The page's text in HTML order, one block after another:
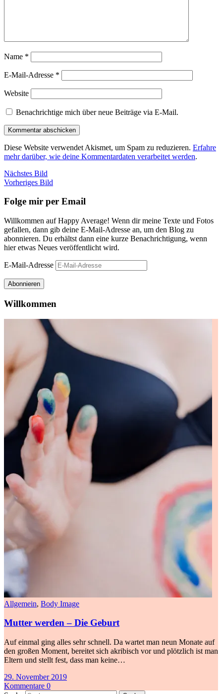
Name *
E-Mail-Adresse *
Website
Benachrichtige mich über neue Beiträge via E-Mail.
Diese Website verwendet Akismet, um Spam zu reduzieren. Erfahre
mehr darüber, wie deine Kommentardaten verarbeitet werden.
Nächstes Bild
Vorheriges Bild
Folge mir per Email
Willkommen auf Happy Average! Wenn dir meine Texte und Fotos
gefallen, dann gib deine E-Mail-Adresse an, um den Blog zu
abonnieren. Du erhältst dann eine kurze Benachrichtigung, wenn
hier etwas Neues veröffentlicht wird.
E-Mail-Adresse
Abonnieren
Willkommen
Allgemein, Body Image
Mutter werden – Die Geburt
Auf einmal ging alles sehr schnell. Da wartet man neun Monate auf
den großen Moment, bereitet sich akribisch vor und plötzlich ist man
Eltern und stellt fest, dass man keine…
29. November 2019
Kommentare 0